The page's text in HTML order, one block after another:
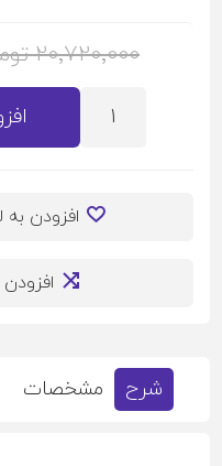
20٬720٬000 تومان
افزودن
شرح مشخصات